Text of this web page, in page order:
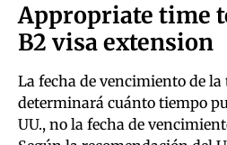
Appropriate time
B2 visa extension
La fecha de vencimiento de
determinará cuánto tiempo
UU., no la fecha de